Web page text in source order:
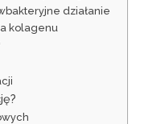
działanie
kolagenu